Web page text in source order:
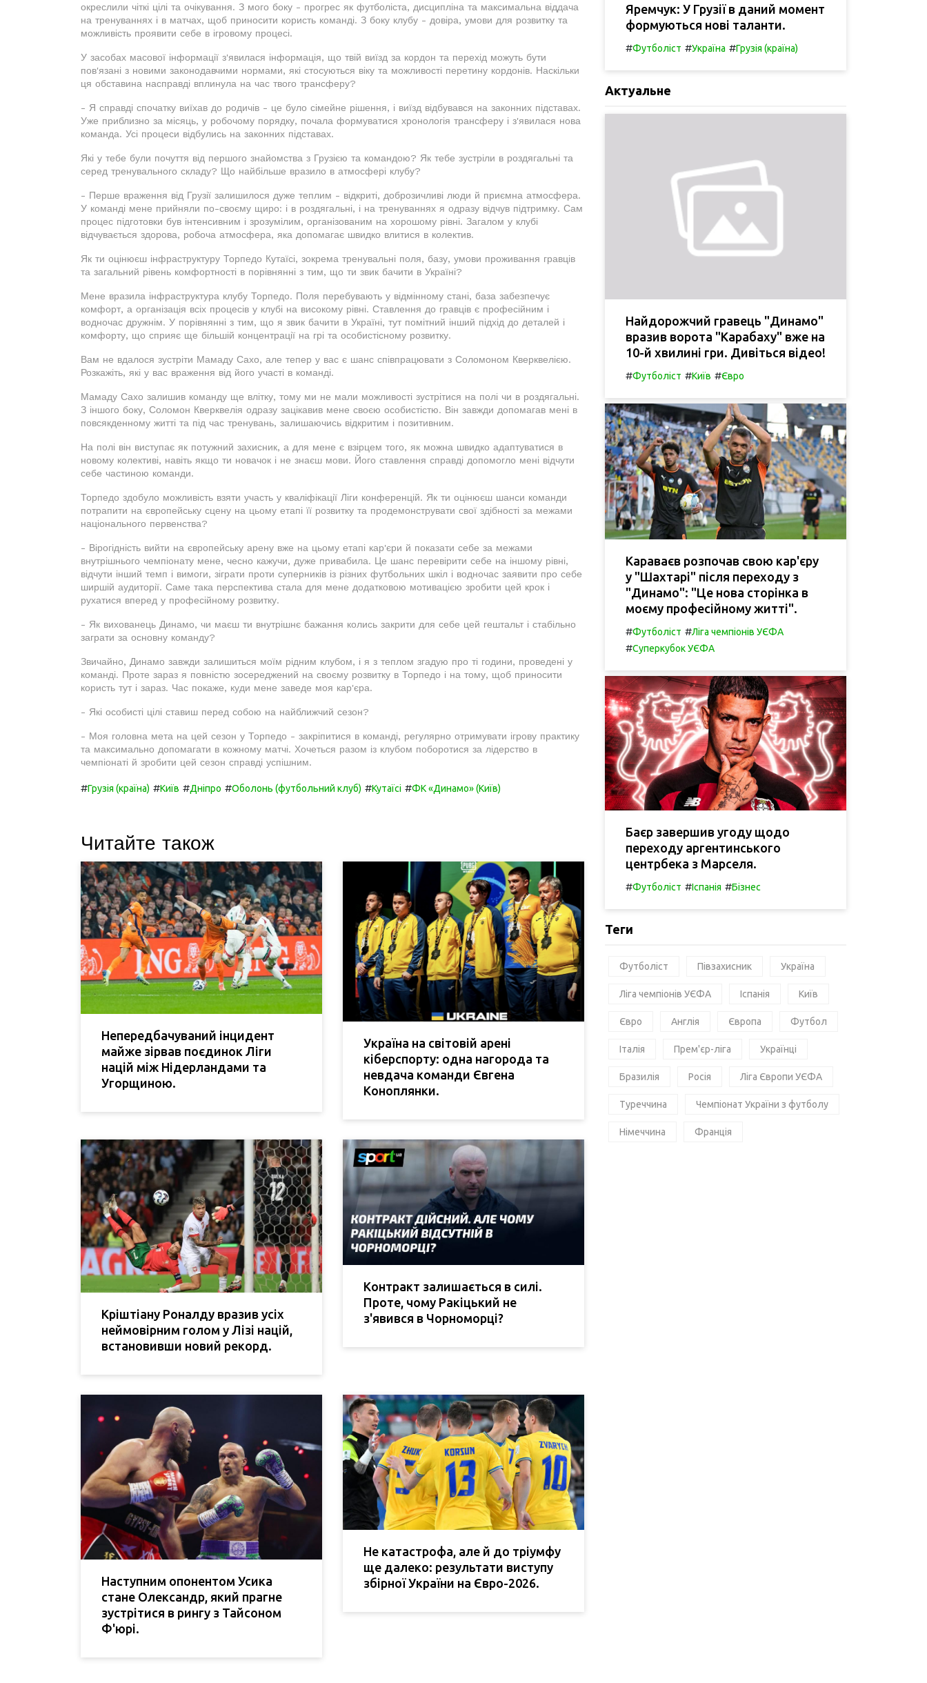
окреслили чіткі цілі та очікування. З мого боку - прогрес як футболіста, дисципліна та максимальна віддача
на тренуваннях і в матчах, щоб приносити користь команді. З боку клубу - довіра, умови для розвитку та
можливість проявити себе в ігровому процесі.
У засобах масової інформації з'явилася інформація, що твій виїзд за кордон та перехід можуть бути
пов'язані з новими законодавчими нормами, які стосуються віку та можливості перетину кордонів. Наскільки
ця обставина насправді вплинула на час твого трансферу?
- Я справді спочатку виїхав до родичів - це було сімейне рішення, і виїзд відбувався на законних підставах.
Уже приблизно за місяць, у робочому порядку, почала формуватися хронологія трансферу і з'явилася нова
команда. Усі процеси відбулись на законних підставах.
Які у тебе були почуття від першого знайомства з Грузією та командою? Як тебе зустріли в роздягальні та
серед тренувального складу? Що найбільше вразило в атмосфері клубу?
- Перше враження від Грузії залишилося дуже теплим - відкриті, доброзичливі люди й приємна атмосфера.
У команді мене прийняли по-своєму щиро: і в роздягальні, і на тренуваннях я одразу відчув підтримку. Сам
процес підготовки був інтенсивним і зрозумілим, організованим на хорошому рівні. Загалом у клубі
відчувається здорова, робоча атмосфера, яка допомагає швидко влитися в колектив.
Як ти оцінюєш інфраструктуру Торпедо Кутаїсі, зокрема тренувальні поля, базу, умови проживання гравців
та загальний рівень комфортності в порівнянні з тим, що ти звик бачити в Україні?
Мене вразила інфраструктура клубу Торпедо. Поля перебувають у відмінному стані, база забезпечує
комфорт, а організація всіх процесів у клубі на високому рівні. Ставлення до гравців є професійним і
водночас дружнім. У порівнянні з тим, що я звик бачити в Україні, тут помітний інший підхід до деталей і
комфорту, що сприяє ще більшій концентрації на грі та особистісному розвитку.
Вам не вдалося зустріти Мамаду Сахо, але тепер у вас є шанс співпрацювати з Соломоном Кверквелією.
Розкажіть, які у вас враження від його участі в команді.
Мамаду Сахо залишив команду ще влітку, тому ми не мали можливості зустрітися на полі чи в роздягальні.
З іншого боку, Соломон Кверквелія одразу зацікавив мене своєю особистістю. Він завжди допомагав мені в
повсякденному житті та під час тренувань, залишаючись відкритим і позитивним.
На полі він виступає як потужний захисник, а для мене є взірцем того, як можна швидко адаптуватися в
новому колективі, навіть якщо ти новачок і не знаєш мови. Його ставлення справді допомогло мені відчути
себе частиною команди.
Торпедо здобуло можливість взяти участь у кваліфікації Ліги конференцій. Як ти оцінюєш шанси команди
потрапити на європейську сцену на цьому етапі її розвитку та продемонструвати свої здібності за межами
національного первенства?
- Вірогідність вийти на європейську арену вже на цьому етапі кар'єри й показати себе за межами
внутрішнього чемпіонату мене, чесно кажучи, дуже привабила. Це шанс перевірити себе на іншому рівні,
відчути інший темп і вимоги, зіграти проти суперників із різних футбольних шкіл і водночас заявити про себе
ширшій аудиторії. Саме така перспектива стала для мене додатковою мотивацією зробити цей крок і
рухатися вперед у професійному розвитку.
- Як вихованець Динамо, чи маєш ти внутрішнє бажання колись закрити для себе цей гештальт і стабільно
заграти за основну команду?
Звичайно, Динамо завжди залишиться моїм рідним клубом, і я з теплом згадую про ті години, проведені у
команді. Проте зараз я повністю зосереджений на своєму розвитку в Торпедо і на тому, щоб приносити
користь тут і зараз. Час покаже, куди мене заведе моя кар'єра.
- Які особисті цілі ставиш перед собою на найближчий сезон?
- Моя головна мета на цей сезон у Торпедо - закріпитися в команді, регулярно отримувати ігрову практику
та максимально допомагати в кожному матчі. Хочеться разом із клубом поборотися за лідерство в
чемпіонаті й зробити цей сезон справді успішним.
#Грузія (країна) #Київ #Дніпро #Оболонь (футбольний клуб) #Кутаїсі #ФК «Динамо» (Київ)
Читайте також
Непередбачуваний інцидент
майже зірвав поєдинок Ліги
націй між Нідерландами та
Угорщиною.
Україна на світовій арені
кіберспорту: одна нагорода та
невдача команди Євгена
Коноплянки.
Кріштіану Роналду вразив усіх
неймовірним голом у Лізі націй,
встановивши новий рекорд.
Контракт залишається в силі.
Проте, чому Ракіцький не
з'явився в Чорноморці?
Наступним опонентом Усика
стане Олександр, який прагне
зустрітися в рингу з Тайсоном
Ф'юрі.
Не катастрофа, але й до тріумфу
ще далеко: результати виступу
збірної України на Євро-2026.
Яремчук: У Грузії в даний момент
формуються нові таланти.
#Футболіст #Україна #Грузія (країна)
Актуальне
Найдорожчий гравець "Динамо"
вразив ворота "Карабаху" вже на
10-й хвилині гри. Дивіться відео!
#Футболіст #Київ #Євро
Караваєв розпочав свою кар'єру
у "Шахтарі" після переходу з
"Динамо": "Це нова сторінка в
моєму професійному житті".
#Футболіст #Ліга чемпіонів УЄФА
#Суперкубок УЄФА
Баєр завершив угоду щодо
переходу аргентинського
центрбека з Марселя.
#Футболіст #Іспанія #Бізнес
Теги
Футболіст Півзахисник Україна
Ліга чемпіонів УЄФА Іспанія Київ
Євро Англія Європа Футбол
Італія Прем'єр-ліга Українці
Бразилія Росія Ліга Європи УЄФА
Туреччина Чемпіонат України з футболу
Німеччина Франція